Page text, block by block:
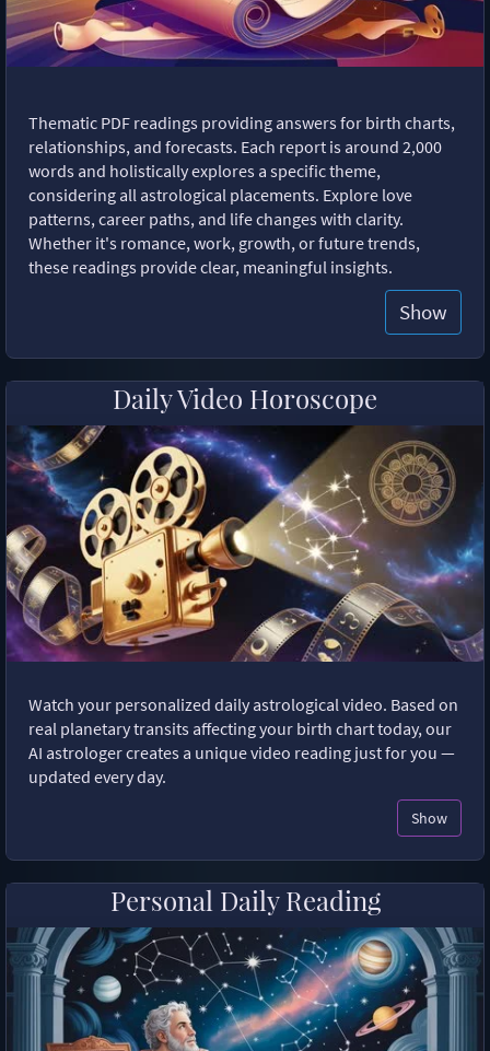
Thematic PDF readings providing answers for birth charts,
relationships, and forecasts. Each report is around 2,000
words and holistically explores a specific theme,
considering all astrological placements. Explore love
patterns, career paths, and life changes with clarity.
Whether it's romance, work, growth, or future trends,
these readings provide clear, meaningful insights.
Show
Daily Video Horoscope
Watch your personalized daily astrological video. Based on
real planetary transits affecting your birth chart today, our
AI astrologer creates a unique video reading just for you —
updated every day.
Show
Personal Daily Reading